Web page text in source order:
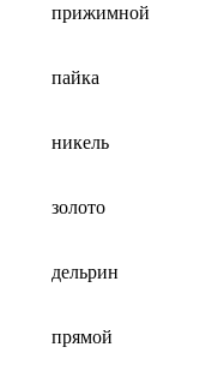
прижимной
пайка
никель
золото
дельрин
прямой